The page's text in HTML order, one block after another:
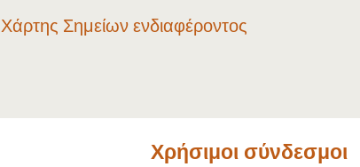
Χάρτης Σημείων ενδιαφέροντος
Χρήσιμοι σύνδεσμοι